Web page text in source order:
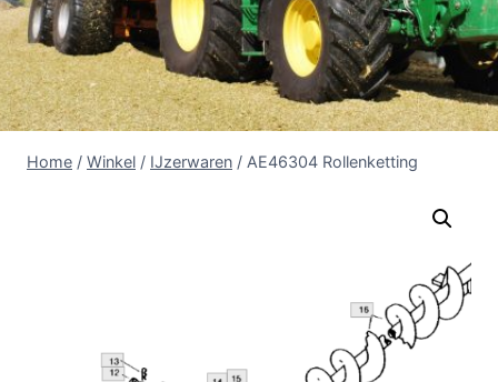
Home / Winkel / IJzerwaren / AE46304 Rollenketting